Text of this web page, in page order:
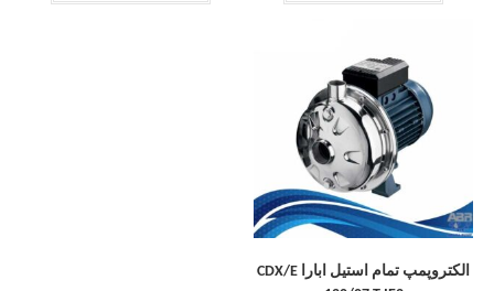
الکتروپمپ تمام استیل ابارا CDX/E